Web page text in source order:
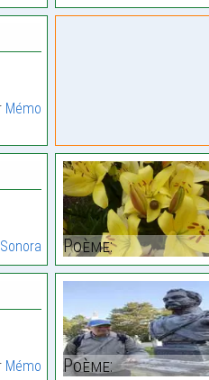
Mémo
Poème:
Mémo Poème: